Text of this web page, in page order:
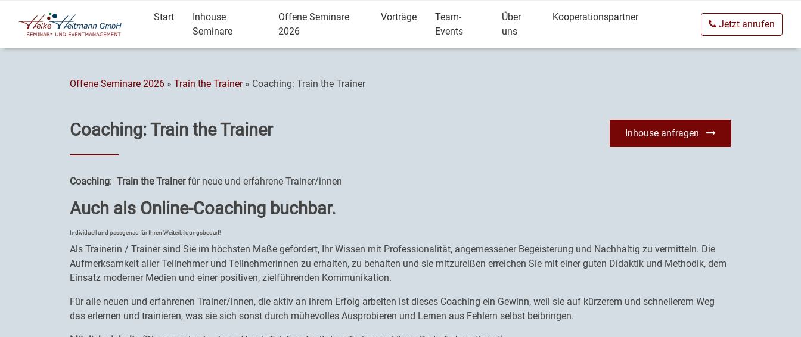
Start
Inhouse
Seminare
Offene Seminare
2026
Vorträge
Team-
Events
Über
uns
Kooperationspartner
Jetzt anrufen
Offene Seminare 2026 » Train the Trainer» Coaching: Train the Trainer
Coaching: Train the Trainer Inhouse anfragen
Coaching: Train the Trainerfür neue und erfahrene Trainer/innen
Auch als Online-Coaching buchbar.
Individuell und passgenau für Ihren Weiterbildungsbedarf!
Als Trainerin / Trainer sind Sie im höchsten Maße gefordert, Ihr Wissen mit Professionalität, angemessener Begeisterung und Nachhaltig zu vermitteln. Die
Aufmerksamkeit aller Teilnehmer und Teilnehmerinnen zu erhalten, zu behalten und sie mitzureißen erreichen Sie mit einer guten Didaktik und Methodik, dem
Einsatz moderner Medien und einer positiven, zielführenden Kommunikation.
Für alle neuen und erfahrenen Trainer/innen, die aktiv an ihrem Erfolg arbeiten ist dieses Coaching ein Gewinn, weil sie auf kürzerem und schnellerem Weg
das erlernen und trainieren, was sie sich sonst durch mühevolles Ausprobieren und Lernen aus Fehlern selbst beibringen.